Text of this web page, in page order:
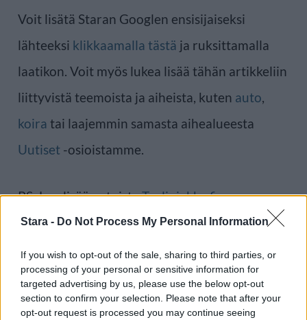
Stara - Do Not Process My Personal Information
If you wish to opt-out of the sale, sharing to third parties, or
processing of your personal or sensitive information for
targeted advertising by us, please use the below opt-out
section to confirm your selection. Please note that after your
opt-out request is processed you may continue seeing
Voit lisätä Staran Googlen ensisijaiseksi
lähteeksi klikkaamalla tästä ja ruksittamalla
laatikon. Voit myös lukea lisää tähän artikkeliin
liittyvistä teemoista ja aiheista, kuten auto,
koira tai laajemmin samasta aihealueesta
Uutiset -osioistamme.
PS: Lue lisää autoistaTyyliniekka.fi-
verkkolehdestä.
Ilmoita virheestä · Tietoa meistä Toimitusperiaatteet